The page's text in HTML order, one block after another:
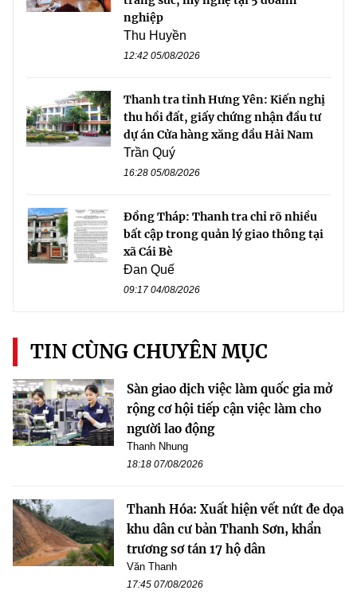
nghiệp
Thu Huyền
12:42 05/08/2026
Thanh tra tỉnh Hưng Yên: Kiến nghị
thu hồi đất, giấy chứng nhận đầu tư
dự án Cửa hàng xăng dầu Hải Nam
Trần Quý
16:28 05/08/2026
Đồng Tháp: Thanh tra chỉ rõ nhiều
bất cập trong quản lý giao thông tại
xã Cái Bè
Đan Quế
09:17 04/08/2026
TIN CÙNG CHUYÊN MỤC
Sàn giao dịch việc làm quốc gia mở
rộng cơ hội tiếp cận việc làm cho
người lao động
Thanh Nhung
18:18 07/08/2026
Thanh Hóa: Xuất hiện vết nứt đe dọa
khu dân cư bản Thanh Sơn, khẩn
trương sơ tán 17 hộ dân
Văn Thanh
17:45 07/08/2026